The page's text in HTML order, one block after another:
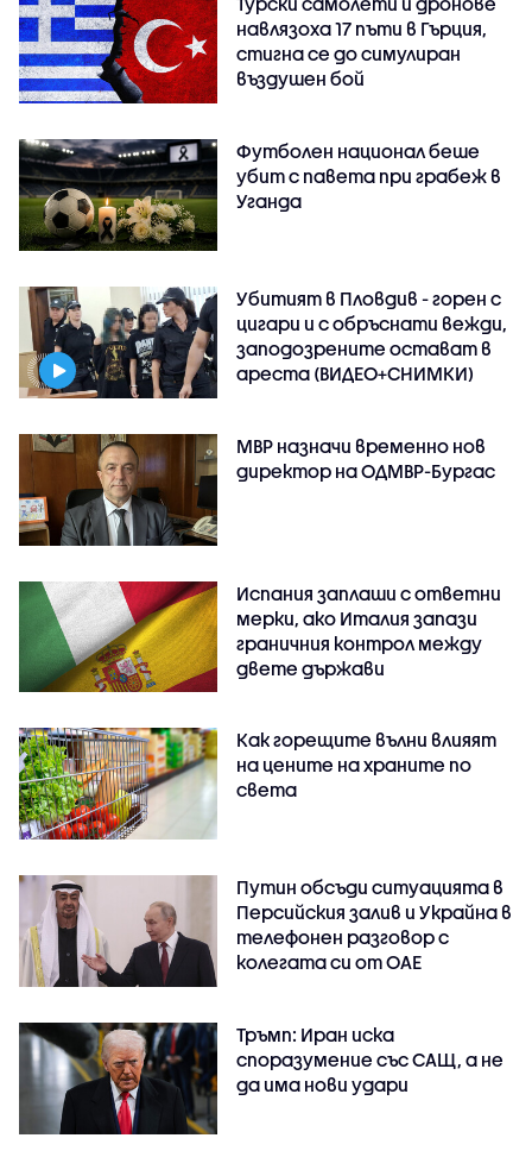
навлязоха 17 пъти в Гърция,
стигна се до симулиран
въздушен бой
Футболен национал беше
убит с павета при грабеж в
Уганда
Убитият в Пловдив - горен с
цигари и с обръснати вежди,
заподозрените остават в
ареста (ВИДЕО+СНИМКИ)
МВР назначи временно нов
директор на ОДМВР-Бургас
Испания заплаши с ответни
мерки, ако Италия запази
граничния контрол между
двете държави
Как горещите вълни влияят
на цените на храните по
света
Путин обсъди ситуацията в
Персийския залив и Украйна в
телефонен разговор с
колегата си от ОАЕ
Тръмп: Иран иска
споразумение със САЩ, а не
да има нови удари